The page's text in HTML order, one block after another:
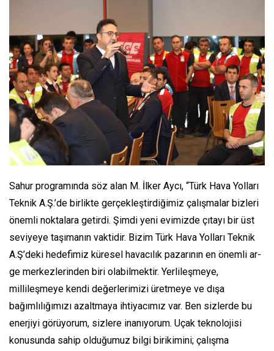
Sahur programında söz alan M. İlker Aycı, “Türk Hava Yolları
Teknik A.Ş.’de birlikte gerçekleştirdiğimiz çalışmalar bizleri
önemli noktalara getirdi. Şimdi yeni evimizde çıtayı bir üst
seviyeye taşımanın vaktidir. Bizim Türk Hava Yolları Teknik
A.Ş’deki hedefimiz küresel havacılık pazarının en önemli ar-
ge merkezlerinden biri olabilmektir. Yerlileşmeye,
millileşmeye kendi değerlerimizi üretmeye ve dışa
bağımlılığımızı azaltmaya ihtiyacımız var. Ben sizlerde bu
enerjiyi görüyorum, sizlere inanıyorum. Uçak teknolojisi
konusunda sahip olduğumuz bilgi birikimini; çalışma